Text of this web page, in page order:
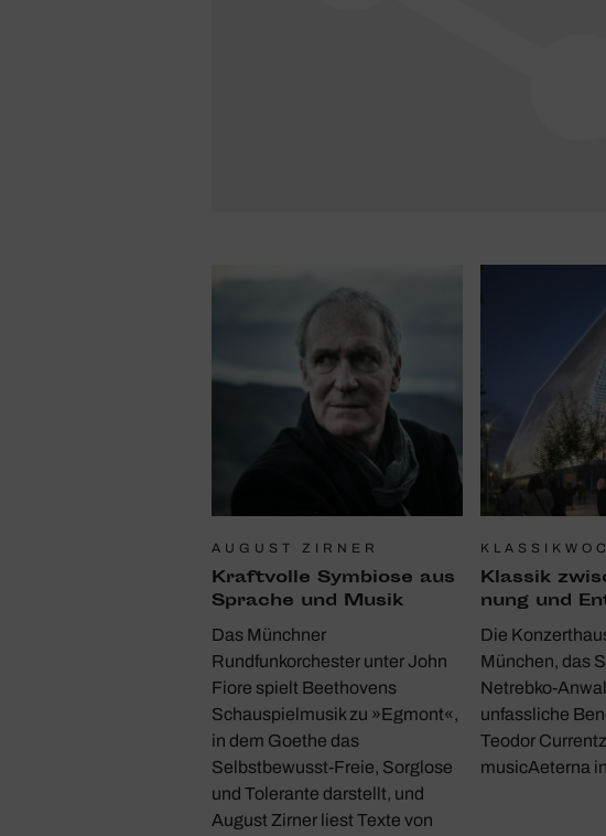
AUGUST ZIRNER
Kraft­volle Symbiose aus
Sprache und Musik
Das Münchner
Rundfunkorchester unter John
Fiore spielt Beethovens
Schauspielmusik zu »Egmont«,
in dem Goethe das
Selbstbewusst-Freie, Sorglose
und Tolerante darstellt, und
August Zirner liest Texte von
Klassik
nung und
Die
München, das
Netrebko-
unfassliche
Teodor
musicAeterna